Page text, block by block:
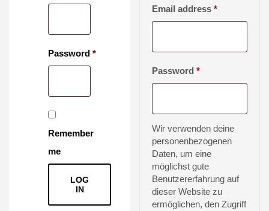
Password *
Required
Remember
me
LOG
IN
Email address*Required
Password*Required
Wir verwenden deine
personenbezogenen
Daten, um eine
möglichst gute
Benutzererfahrung auf
dieser Website zu
ermöglichen, den Zugriff